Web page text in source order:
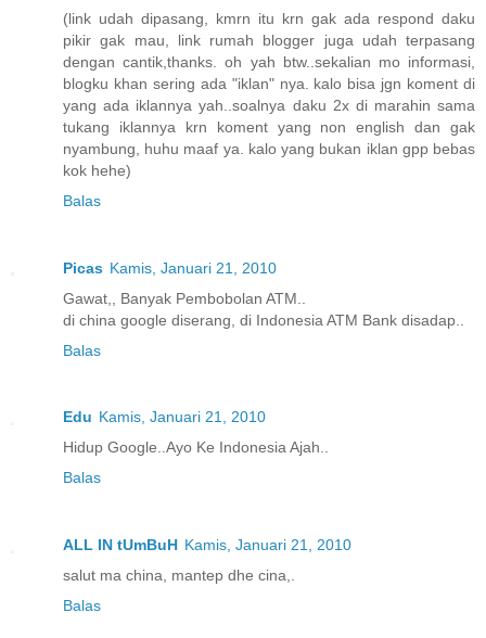
(link udah dipasang, kmrn itu krn gak ada respond daku
pikir gak mau, link rumah blogger juga udah terpasang
dengan cantik,thanks. oh yah btw..sekalian mo informasi,
blogku khan sering ada "iklan" nya. kalo bisa jgn koment di
yang ada iklannya yah..soalnya daku 2x di marahin sama
tukang iklannya krn koment yang non english dan gak
nyambung, huhu maaf ya. kalo yang bukan iklan gpp bebas
kok hehe)
Balas
Picas Kamis, Januari 21, 2010
Gawat,, Banyak Pembobolan ATM..
di china google diserang, di Indonesia ATM Bank disadap..
Balas
Edu Kamis, Januari 21, 2010
Hidup Google..Ayo Ke Indonesia Ajah..
Balas
ALL IN tUmBuH Kamis, Januari 21, 2010
salut ma china, mantep dhe cina,.
Balas